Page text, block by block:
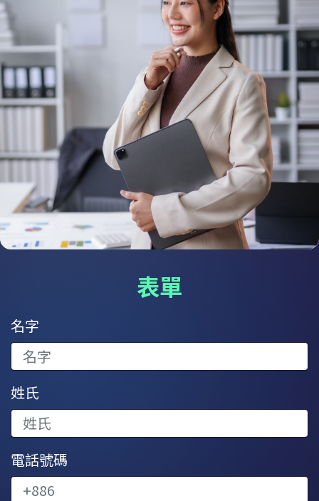
表單
名字
姓氏
電話號碼